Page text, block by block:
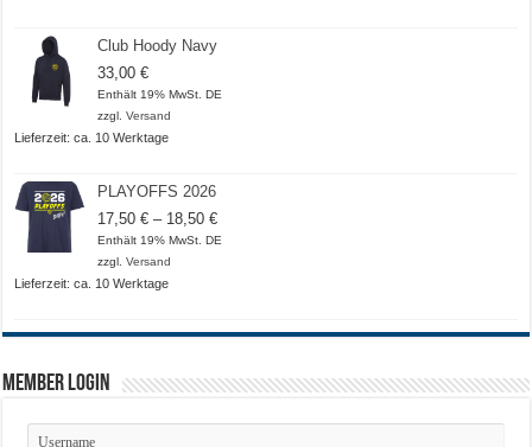
Club Hoody Navy
33,00€
Enthält 19% MwSt. DE
zzgl.Versand
Lieferzeit: ca. 10 Werktage
PLAYOFFS 2026
17,50€ – 18,50€Preisspanne:
17,50 €
Enthält 19% MwSt. DE
zzgl.Versand
Lieferzeit: ca. 10 Werktage
Member Login